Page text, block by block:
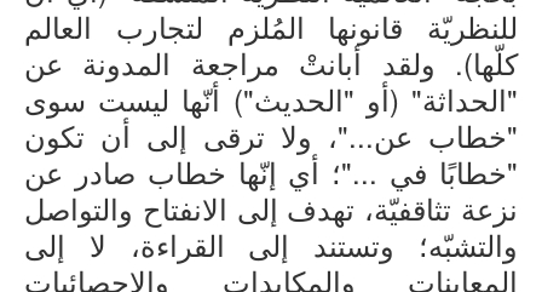
للنظريّة قانونها المُلزم لتجارب العالم
كلّها). ولقد أبانتْ مراجعة المدونة عن
"الحداثة" (أو "الحديث") أنّها ليست سوى
"خطاب عن..."، ولا ترقى إلى أن تكون
"خطابًا في ..."؛ أي إنّها خطاب صادر عن
نزعة تثاقفيّة، تهدف إلى الانفتاح والتواصل
والتشبّه؛ وتستند إلى القراءة، لا إلى
المعاينات والمكابدات والإحصائيات